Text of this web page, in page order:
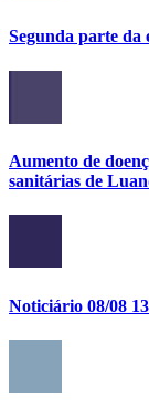
Segunda parte da
Aumento de
sanitárias de
Noticiário 08/08